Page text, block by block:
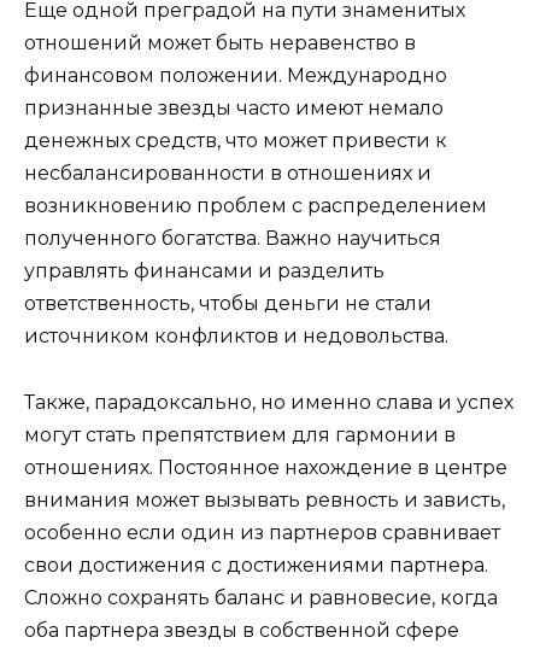
Еще одной преградой на пути знаменитых
отношений может быть неравенство в
финансовом положении. Международно
признанные звезды часто имеют немало
денежных средств, что может привести к
несбалансированности в отношениях и
возникновению проблем с распределением
полученного богатства. Важно научиться
управлять финансами и разделить
ответственность, чтобы деньги не стали
источником конфликтов и недовольства.
Также, парадоксально, но именно слава и успех
могут стать препятствием для гармонии в
отношениях. Постоянное нахождение в центре
внимания может вызывать ревность и зависть,
особенно если один из партнеров сравнивает
свои достижения с достижениями партнера.
Сложно сохранять баланс и равновесие, когда
оба партнера звезды в собственной сфере